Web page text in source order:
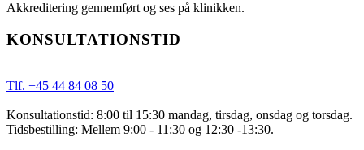
Akkreditering gennemført og ses på klinikken.
KONSULTATIONSTID
Tlf. +45 44 84 08 50
Konsultationstid: 8:00 til 15:30 mandag, tirsdag, onsdag og torsdag.
Tidsbestilling: Mellem 9:00 - 11:30 og 12:30 -13:30.